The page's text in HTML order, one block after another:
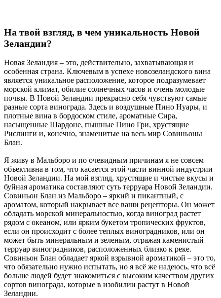
На твой взгляд, в чем уникальность Новой
Зеландии?
Новая Зеландия – это, действительно, захватывающая и
особенная страна. Ключевым в успехе новозеландского вина
является уникальное расположение, которое подразумевает
морской климат, обилие солнечных часов и очень молодые
почвы. В Новой Зеландии прекрасно себя чувствуют самые
разные сорта винограда. Здесь и воздушные Пино Нуары, и
плотные вина в бордоском стиле, ароматные Сира,
насыщенные Шардоне, пышные Пино Гри, хрустящие
Рислинги и, конечно, знаменитые на весь мир Совиньоны
Блан.
Я живу в Мальборо и по очевидным причинам я не совсем
объективна в том, что касается этой части винной индустрии
Новой Зеландии. На мой взгляд, хрустящие и чистые вкусы и
буйная ароматика составляют суть терруара Новой Зеландии.
Совиньон Блан из Мальборо – яркий и пикантный, с
ароматом, который накрывает все ваши рецепторы. Он может
обладать морской минеральностью, когда виноград растет
рядом с океаном, или ярким букетом тропических фруктов,
если он происходит с более теплых виноградников, или он
может быть минеральным и зеленым, отражая каменистый
терруар виноградников, расположенных близко к реке.
Совиньон Блан обладает яркой взрывной ароматикой – это то,
что обязательно нужно испытать, но я всё же надеюсь, что всё
больше людей будет знакомиться с высоким качеством других
сортов винограда, которые в изобилии растут в Новой
Зеландии.